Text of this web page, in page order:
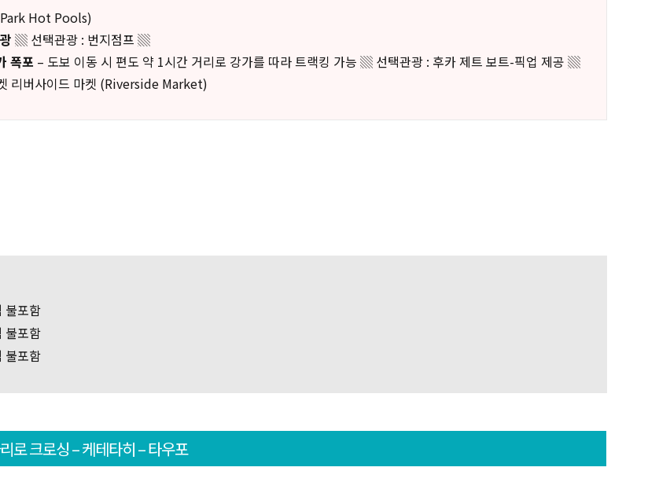
Hot Pools)
▒ 선택관광 : 번지점프 ▒
폭포 – 도보 이동 시 편도 약 1시간 거리로 강가를 따라 트랙킹 가능 ▒ 선택관광 : 후카 제트 보트-픽업 제공 ▒
리버사이드 마켓 (Riverside Market)
불포함
불포함
불포함
로 크로싱 – 케테타히 – 타우포